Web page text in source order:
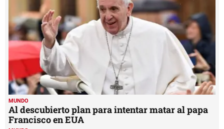
MUNDO
Al descubierto plan para intentar matar al papa
Francisco en EUA